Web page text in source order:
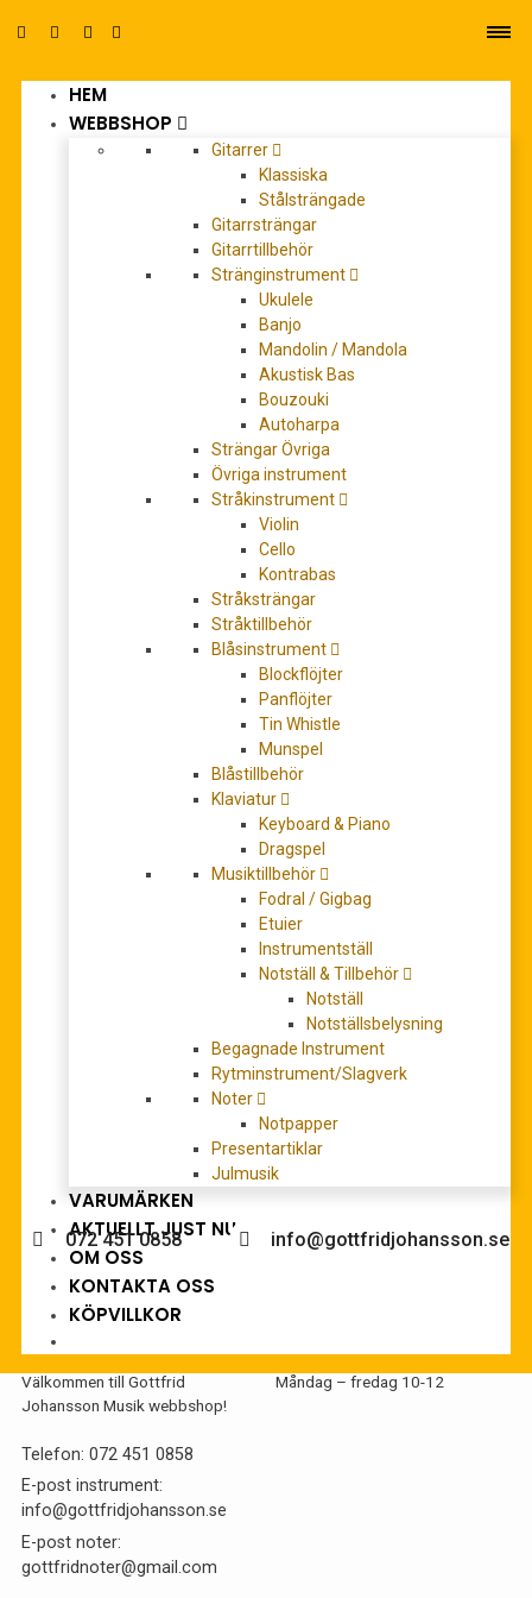
HEM
WEBBSHOP
Gitarrer
Klassiska
Stålsträngade
Gitarrsträngar
Gitarrtillbehör
Stränginstrument
Ukulele
Banjo
Mandolin / Mandola
Akustisk Bas
Bouzouki
Autoharpa
Strängar Övriga
Övriga instrument
Stråkinstrument
Violin
Cello
Kontrabas
Stråksträngar
Stråktillbehör
Blåsinstrument
Blockflöjter
Panflöjter
Tin Whistle
Munspel
Blåstillbehör
Klaviatur
Keyboard & Piano
Dragspel
Musiktillbehör
Fodral / Gigbag
Etuier
Instrumentställ
Notställ & Tillbehör
Notställ
Notställsbelysning
Begagnade Instrument
Rytminstrument/Slagverk
Noter
Notpapper
Presentartiklar
Julmusik
VARUMÄRKEN
AKTUELLT JUST NU
OM OSS
KONTAKTA OSS
KÖPVILLKOR
Stämgaffel 10,5cm
111,00kr
LÄGG TILL I VARUKORG
Stämgaffel 12cm Octagonal
kr
Behöver du hjälp med köpet?
072 451 0858 info@gottfridjohansson.se
Gottfrid Johansson
Välkommen till Gottfrid
Johansson Musik webbshop!
Telefon: 072 451 0858
E-post instrument:
info@gottfridjohansson.se
E-post noter:
gottfridnoter@gmail.com
Måndag – fredag 10-12